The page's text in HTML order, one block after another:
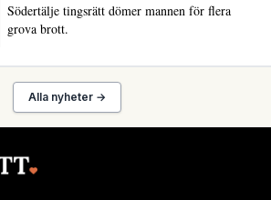
Södertälje tingsrätt dömer mannen för flera
grova brott.
Alla nyheter →